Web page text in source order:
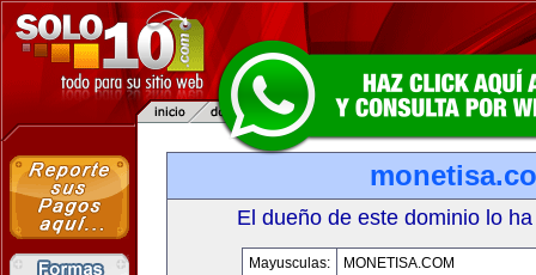
El dueño de este dominio lo
Mayusculas:
MONETISA.COM